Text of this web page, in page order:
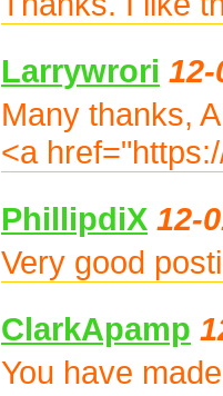
Larrywrori 12-
Many thanks,
<a
PhillipdiX 12-
Very good
ClarkApamp
You have